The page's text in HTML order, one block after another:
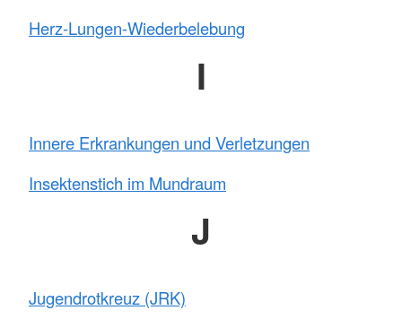
Herz-Lungen-Wiederbelebung
I
Innere Erkrankungen und Verletzungen
Insektenstich im Mundraum
J
Jugendrotkreuz (JRK)